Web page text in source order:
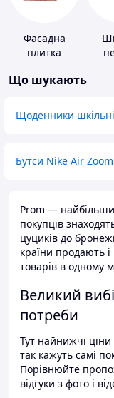
Фасадна
плитка
Що шукають
Щоденники шкільні
Бутси Nike Air
Prom —
покупців
цуциків до
країни продають
товарів в одному
Великий
потреби
Тут найнижчі
так кажуть самі
Порівнюйте
відгуки з фото і